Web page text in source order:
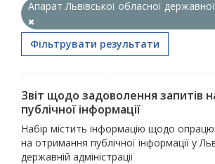
Апарат Львівської обласної державної
Фільтрувати результати
Звіт щодо задоволення запитів
публічної інформації
Набір містить інформацію щодо
на отримання публічної інформації у
державній адміністрації